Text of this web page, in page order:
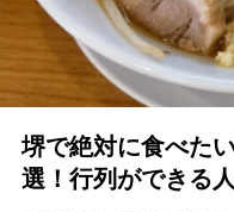
堺で絶対に食べた
選！行列ができる